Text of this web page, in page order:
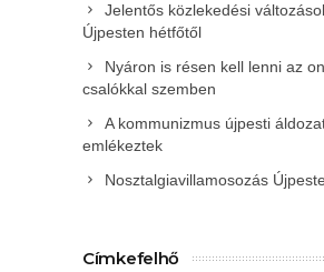
Jelentős közlekedési
Újpesten hétfőtől
Nyáron is résen kell lenni az
csalókkal szemben
A kommunizmus újpesti
emlékeztek
Nosztalgiavillamosozás
Címkefelhő